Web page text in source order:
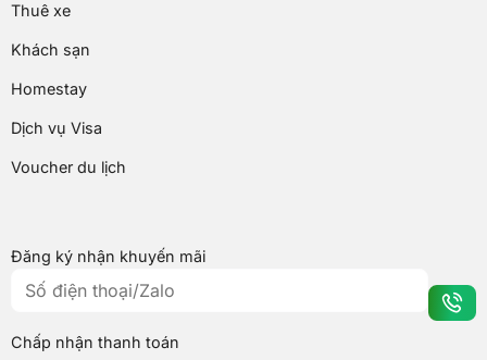
Thuê xe
Khách sạn
Homestay
Dịch vụ Visa
Voucher du lịch
Đăng ký nhận khuyến mãi
Chấp nhận thanh toán